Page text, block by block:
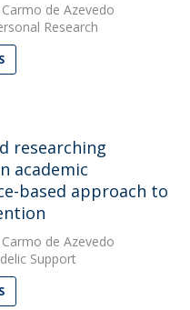
de Azevedo
Research

academic
based approach to
de Azevedo
Support